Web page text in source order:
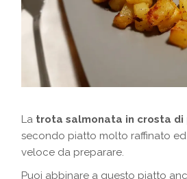
La trota salmonata in crosta di
secondo piatto molto raffinato
veloce da preparare.
Puoi abbinare a questo piatto